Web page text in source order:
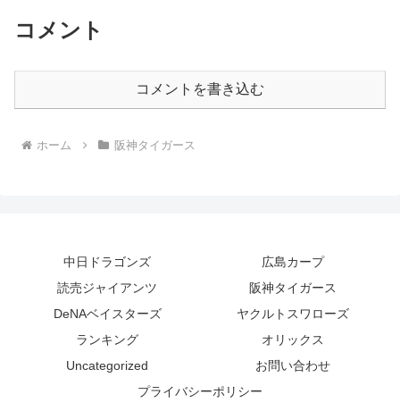
コメント
コメントを書き込む
ホーム 阪神タイガース
中日ドラゴンズ
広島カープ
読売ジャイアンツ
阪神タイガース
DeNAベイスターズ
ヤクルトスワローズ
ランキング
オリックス
Uncategorized
お問い合わせ
プライバシーポリシー